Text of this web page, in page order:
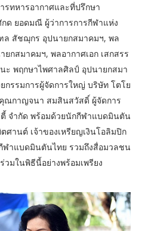
ทหารอากาศและที่ปรึกษา
ด ยอดมณี ผู้ว่าการการกีฬาแห่ง
ล สัชฌุกร อุปนายกสมาคมฯ, พล
กสมาคมฯ, พลอากาศเอก เสกสรร
พฤกษาไพศาลศิลป์ อุปนายกสมา
รรมการผู้จัดการใหญ่ บริษัท โตโย
คุณกาญจนา สมสินสวัสดิ์ ผู้จัดการ
จำกัด พร้อมด้วยนักกีฬาแบดมินตัน
านต์ เจ้าของเหรียญเงินโอลิมปิก
ฬาแบดมินตันไทย รวมถึงสื่อมวลชน
มในพิธีนี้อย่างพร้อมเพรียง